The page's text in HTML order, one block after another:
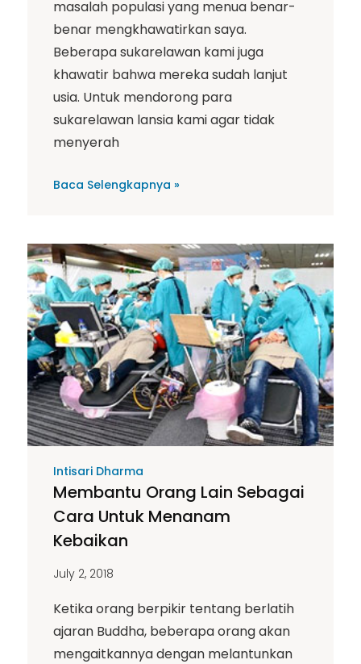
masalah populasi yang menua benar-
benar mengkhawatirkan saya.
Beberapa sukarelawan kami juga
khawatir bahwa mereka sudah lanjut
usia. Untuk mendorong para
sukarelawan lansia kami agar tidak
menyerah
Baca Selengkapnya »
Intisari Dharma
Membantu Orang Lain Sebagai
Cara Untuk Menanam
Kebaikan
July 2, 2018
Ketika orang berpikir tentang berlatih
ajaran Buddha, beberapa orang akan
mengaitkannya dengan melantunkan